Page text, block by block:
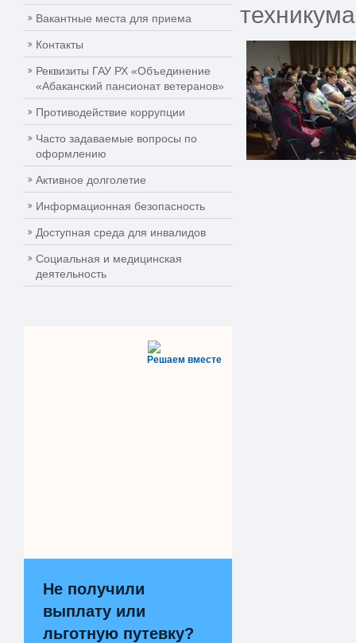
Вакантные места для приема
Контакты
Реквизиты ГАУ РХ «Объединение
«Абаканский пансионат ветеранов»
Противодействие коррупции
Часто задаваемые вопросы по
оформлению
Активное долголетие
Информационная безопасность
Доступная среда для инвалидов
Социальная и медицинская
деятельность
Решаем вместе
Не получили
выплату или
льготную путевку?